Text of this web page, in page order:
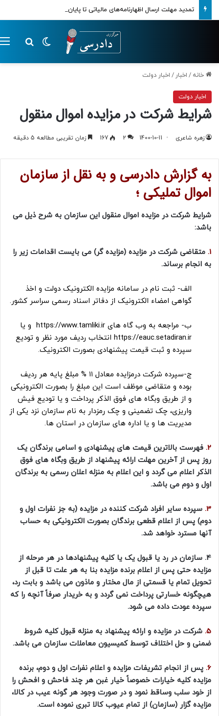
تمدید مهلت ارسال اظهارنامه‌های مالیاتی تا پایان تابستان 1405
تغییر پوسته
خانه / اخبار / اخبار دولت
اخبار دولت
شرایط شرکت در مزایده اموال منقول
زهره شاعری 1400-10-11
2
167 زمان تقریبی مطالعه 5 دقیقه
به گزارش دادرسی و به نقل از سازمان
اموال تملیکی ؛
شرایط شرکت در مزایده اموال منقول این سازمان به شرح ذیل می
باشد:
1. متقاضی شرکت در مزایده (مزایده گر) می بایست اقدامات زیر را
به انجام برساند.
الف- ثبت نام در سامانه مزایده الکترونیک دولت و اخذ
گواهی امضاء الکترونیک از دفاتر اسناد رسمی سراسر کشور.
ب- مراجعه به وب گاه های https://www.tamliki.ir و یا
https://eauc.setadiran.ir انتخاب ردیف مورد نظر و تودیع
سپرده و ثبت قیمت پیشنهادی بصورت الکترونیک.
ج-سپرده شرکت درمزایده معادل ۱۱ % مبلغ پایه هر ردیف
بوده و متقاضی موظف است این مبلغ را بصورت الکترونیکی
و از طریق وبگاه های فوق الذکر پرداخت و یا تودیع فیش
واریزی، چک تضمینی و چک رمزدار به نام سازمان نزد یکی از
مدیریت ها و یا اداره های سازمان در استان ها.
2. فهرست بالاترین قیمت های پیشنهادی و اسامی برندگان یک
روز پس از آخرین مهلت ارائه پیشنهاد از طریق وبگاه های فوق
الذکر اعلام می گردد و این اعلام به منزله اعلان رسمی به برندگان
اول و دوم می باشد.
3. سپرده سایر افراد شرکت کننده در مزایده (به جز نفرات اول و
دوم) پس از اعلام قطعی برندگان بصورت الکترونیکی به حساب
آنها مسترد خواهد شد.
4. سازمان در رد یا قبول یک یا کلیه پیشنهادها در هر مرحله از
مزایده حتی پس از اعلام برنده مزایده بنا به هر علت تا قبل از
تحویل تمام یا قسمتی از مال مختار و ماذون می باشد و بابت رد،
هیچگونه خسارتی پرداخت نمی گردد و به خریدار صرفاً آنچه را که
سپرده عودت داده می شود.
5. شرکت در مزایده و ارائه پیشنهاد به منزله قبول کلیه شروط
ضمنی و حل اختلاف توسط کمیسیون معاملات سازمان می باشد.
6. پس از انجام تشریفات مزایده و اعلام نفرات اول و دوم، برنده
مزایده کلیه خیارات خصوصاً خیار غبن هر چند فاحش و افحش را
از خود سلب وساقط نمود و در صورت وجود هر گونه عیب در کالا،
مزایده گزار (سازمان) از تمام عیوب کالا تبری نموده است.